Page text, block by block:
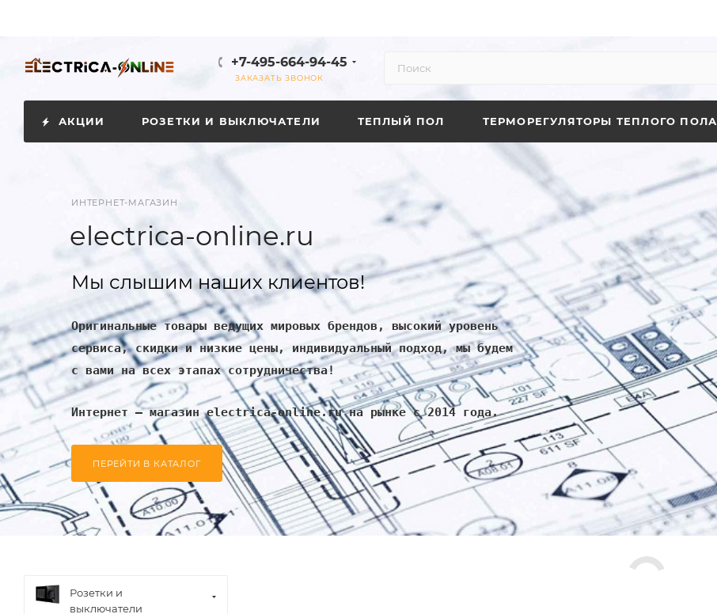
+7-495-664-94-45
ЗАКАЗАТЬ ЗВОНОК
АКЦИИ РОЗЕТКИ И ВЫКЛЮЧАТЕЛИ ТЕПЛЫЙ ПОЛ ТЕРМОРЕГУЛЯТОРЫ ТЕПЛОГО ПОЛА
ИНТЕРНЕТ-МАГАЗИН
electrica-online.ru
Мы слышим наших клиентов!
Оригинальные товары ведущих мировых брендов, высокий уровень
сервиса, скидки и низкие цены, индивидуальный подход, мы будем
с вами на всех этапах сотрудничества!
Интернет – магазин electrica-online.ru на рынке с 2014 года.
ПЕРЕЙТИ В КАТАЛОГ
Розетки и
выключатели